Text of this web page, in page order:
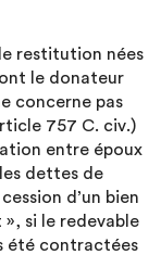
restitution nées
le donateur
concerne pas
757 C. civ.)
entre époux
dettes de
d’un bien
si le redevable
été contractées